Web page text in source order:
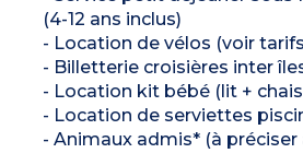
(4-12 ans inclus)
- Location de vélos (voir
- Billetterie croisières inter
- Location kit bébé (lit +
- Location de serviettes
- Animaux admis* (à